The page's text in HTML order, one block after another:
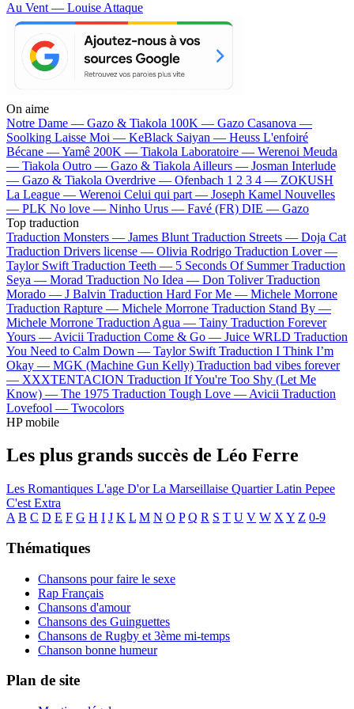
Au Vent — Louise Attaque
On aime
Notre Dame — Gazo & Tiakola 100K — Gazo Casanova —
Soolking Laisse Moi — KeBlack Saiyan — Heuss L'enfoiré
Bécane —Yamê 200K — Tiakola Laboratoire — Werenoi Meuda
— Tiakola Outro — Gazo & Tiakola Ailleurs — Josman Interlude
— Gazo & Tiakola Overdrive — Ofenbach 1 2 3 4 — ZOKUSH
La League — Werenoi Celui qui part — Joseph Kamel Nouvelles
— PLK No love — Ninho Urus — Favé (FR) DIE — Gazo
Top traduction
Traduction Monsters — James Blunt Traduction Streets — Doja Cat
Traduction Drivers license — Olivia Rodrigo Traduction Lover —
Taylor Swift Traduction Teeth — 5 Seconds Of Summer Traduction
Seya — Morad Traduction No Idea — Don Toliver Traduction
Morado — J Balvin Traduction Hard For Me — Michele Morrone
Traduction Rapture — Michele Morrone Traduction Stand By —
Michele Morrone Traduction Agua — Tainy Traduction Forever
Yours — Avicii Traduction Come & Go — Juice WRLD Traduction
You Need to Calm Down — Taylor Swift Traduction I Think I’m
Okay — MGK (Machine Gun Kelly) Traduction bad vibes forever
— XXXTENTACION Traduction If You're Too Shy (Let Me
Know) — The 1975 Traduction Tough Love — Avicii Traduction
Lovefool — Twocolors
HP mobile
Les plus grands succès de Léo Ferre
Les Romantiques L'age D'orLa Marseillaise Quartier Latin Pepee
C'est Extra
A B C D E F G H I J K L M N O P Q R S T U V W X Y Z 0-9
Thématiques
Chansons pour faire le sexe
Rap Français
Chansons d'amour
Chansons des Guinguettes
Chansons de Rugby et 3ème mi-temps
Chanson bonne humeur
Plan de site